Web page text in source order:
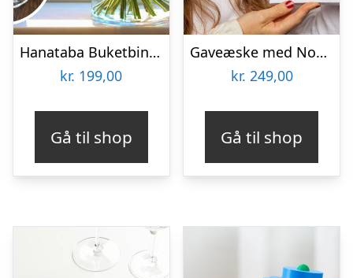
Hanataba Buketbinder
kr. 199,00
Gå til shop
Gaveæske med Nougat – Niederegger
kr. 249,00
Gå til shop